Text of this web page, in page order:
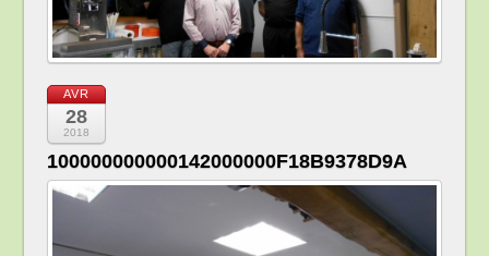
AVR
28
2018
100000000000142000000F18B9378D9A